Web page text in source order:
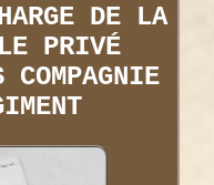
DE LA
PRIVÉ
COMPAGNIE